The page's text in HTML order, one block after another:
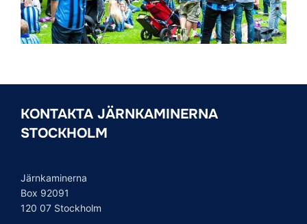
KONTAKTA JÄRNKAMINERNA
STOCKHOLM
Järnkaminerna
Box 92091
120 07 Stockholm